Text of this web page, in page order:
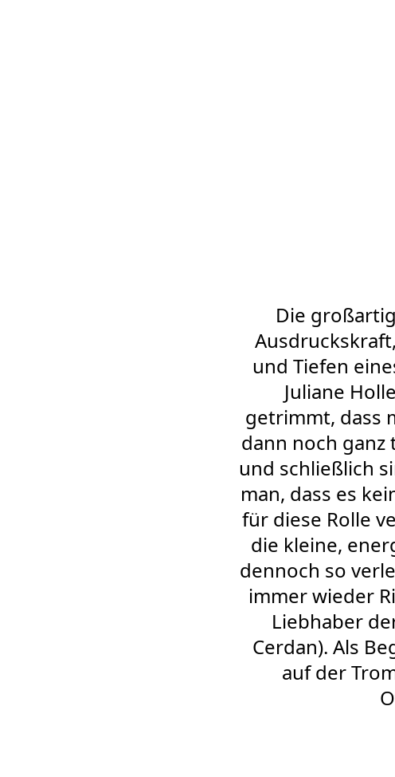
Die
und Tiefen
Juliane
getrimmt, dass
dann noch
und schließlich
man, dass es
für diese Rolle
die kleine,
dennoch so
immer wieder
Liebhaber
Cerdan). Als
auf der